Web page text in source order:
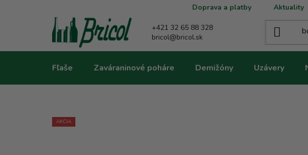
Doprava a platby Aktuality
+421 32 65 88 328
bricol@bricol.sk
Fľaše Zaváraninové poháre Demižóny Uzávery
AKCIA